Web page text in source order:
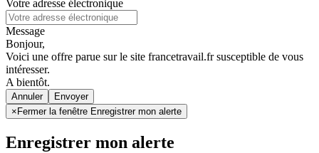
Votre adresse électronique
Message
Bonjour,
Voici une offre parue sur le site francetravail.fr susceptible de vous
intéresser.
A bientôt.
Annuler
× Fermer la fenêtre Enregistrer mon alerte
Enregistrer mon alerte